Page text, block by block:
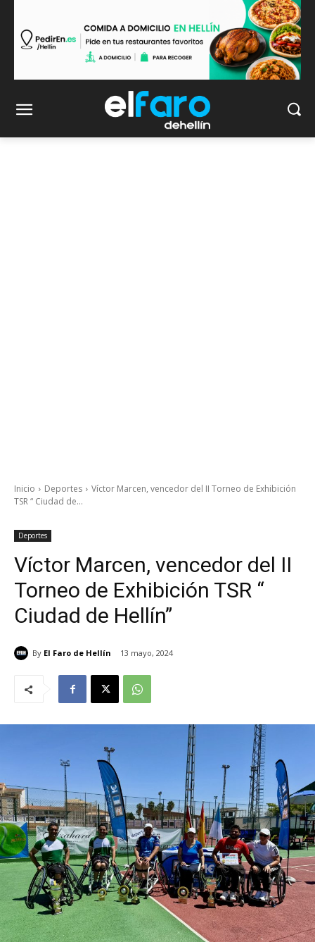
Inicio Deportes
Víctor Marcen, vencedor del II Torneo de Exhibición
TSR “ Ciudad de...
Deportes
Víctor Marcen, vencedor del II
Torneo de Exhibición TSR “
Ciudad de Hellín”
By El Faro de Hellín 13 mayo, 2024